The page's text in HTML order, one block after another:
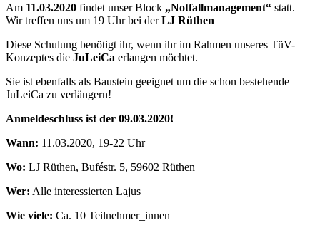
Am 11.03.2020 findet unser Block „Notfallmanagement“ statt.
Wir treffen uns um 19 Uhr bei derLJ Rüthen
Diese Schulung benötigt ihr, wenn ihr im Rahmen unseres TüV-
Konzeptes die JuLeiCa erlangen möchtet.
Sie ist ebenfalls als Baustein geeignet um die schon bestehende
JuLeiCa zu verlängern!
Anmeldeschluss ist der 09.03.2020!
Wann: 11.03.2020, 19-22 Uhr
Wo: LJ Rüthen, Buféstr. 5, 59602 Rüthen
Wer: Alle interessierten Lajus
Wie viele: Ca. 10 Teilnehmer_innen